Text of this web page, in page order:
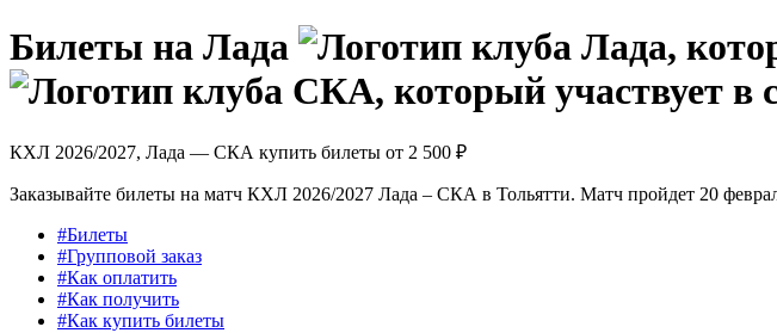
Билеты на Лада
КХЛ 2026/2027, Лада — СКА купить билеты от 2 500 ₽
Заказывайте билеты на матч КХЛ 2026/2027 Лада – СКА в Тольятти. Матч пройдет 20
#Билеты
#Групповой заказ
#Как оплатить
#Как получить
#Как купить билеты